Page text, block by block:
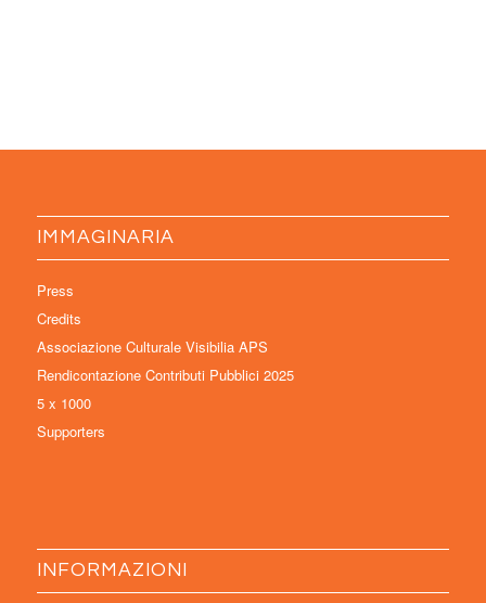
IMMAGINARIA
Press
Credits
Associazione Culturale Visibilia APS
Rendicontazione Contributi Pubblici 2025
5 x 1000
Supporters
INFORMAZIONI